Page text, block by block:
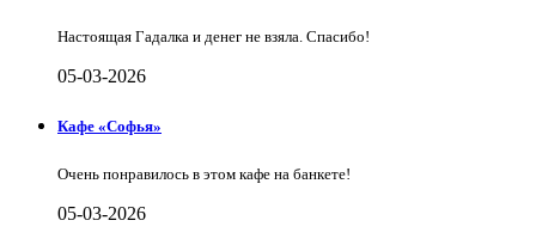
Настоящая Гадалка и денег не взяла. Спасибо!
05-03-2026
Кафе «Софья»
Очень понравилось в этом кафе на банкете!
05-03-2026